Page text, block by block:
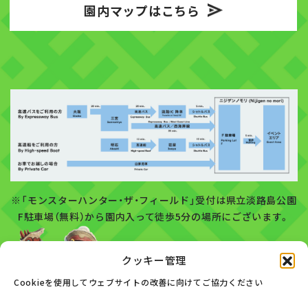
クッキー管理
Cookieを使用してウェブサイトの改善に向けてご協力ください
園内マップはこちら
※「モンスターハンター・ザ・フィールド」受付は県立淡路島公園
F駐車場（無料）から園内入って徒歩5分の場所にございます。